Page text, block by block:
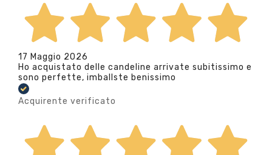
17 Maggio 2026
Ho acquistato delle candeline arrivate subitissimo e
sono perfette, imballste benissimo
Acquirente verificato